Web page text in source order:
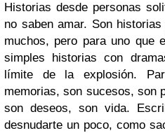
Historias desde personas
no saben amar. Son
muchos, pero para uno que
simples historias con
límite de la explosión.
memorias, son sucesos, son
son deseos, son vida.
desnudarte un poco, como